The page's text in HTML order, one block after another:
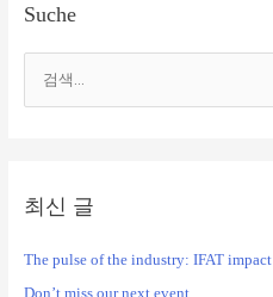
Suche
최신 글
The pulse of the industry: IFAT impact
Don’t miss our next event